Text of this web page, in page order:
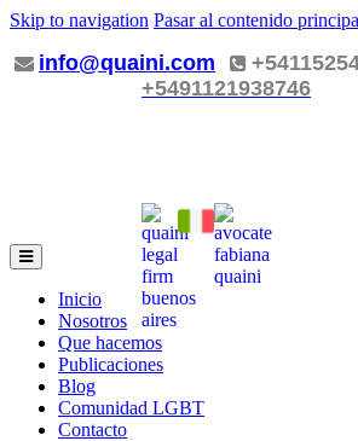
Skip to navigation Pasar al contenido
info@quaini.com
+5491121938746
Inicio
Nosotros
Que hacemos
Publicaciones
Blog
Comunidad LGBT
Contacto